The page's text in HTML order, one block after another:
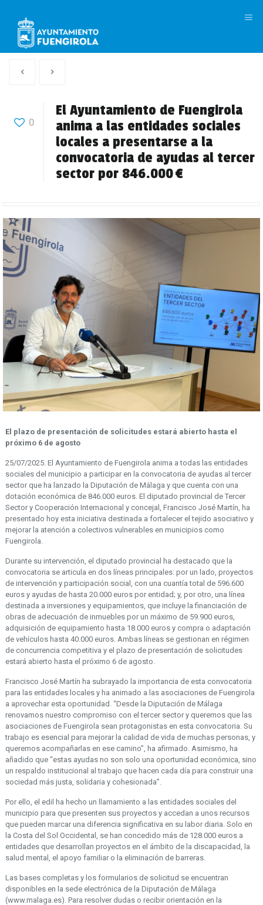
anterior
0
El Ayuntamiento de Fuengirola
anima a las entidades sociales
locales a presentarse a la
convocatoria de ayudas al tercer
sector por 846.000 €
El plazo de presentación de solicitudes estará abierto hasta el
próximo 6 de agosto
25/07/2025. El Ayuntamiento de Fuengirola anima a todas las entidades
sociales del municipio a participar en la convocatoria de ayudas al tercer
sector que ha lanzado la Diputación de Málaga y que cuenta con una
dotación económica de 846.000 euros. El diputado provincial de Tercer
Sector y Cooperación Internacional y concejal, Francisco José Martín, ha
presentado hoy esta iniciativa destinada a fortalecer el tejido asociativo y
mejorar la atención a colectivos vulnerables en municipios como
Fuengirola.
Durante su intervención, el diputado provincial ha destacado que la
convocatoria se articula en dos líneas principales: por un lado, proyectos
de intervención y participación social, con una cuantía total de 596.600
euros y ayudas de hasta 20.000 euros por entidad; y, por otro, una línea
destinada a inversiones y equipamientos, que incluye la financiación de
obras de adecuación de inmuebles por un máximo de 59.900 euros,
adquisición de equipamiento hasta 18.000 euros y compra o adaptación
de vehículos hasta 40.000 euros. Ambas líneas se gestionan en régimen
de concurrencia competitiva y el plazo de presentación de solicitudes
estará abierto hasta el próximo 6 de agosto.
Francisco José Martín ha subrayado la importancia de esta convocatoria
para las entidades locales y ha animado a las asociaciones de Fuengirola
a aprovechar esta oportunidad. “Desde la Diputación de Málaga
renovamos nuestro compromiso con el tercer sector y queremos que las
asociaciones de Fuengirola sean protagonistas en esta convocatoria. Su
trabajo es esencial para mejorar la calidad de vida de muchas personas, y
queremos acompañarlas en ese camino”, ha afirmado. Asimismo, ha
añadido que “estas ayudas no son solo una oportunidad económica, sino
un respaldo institucional al trabajo que hacen cada día para construir una
sociedad más justa, solidaria y cohesionada”.
Por ello, el edil ha hecho un llamamiento a las entidades sociales del
municipio para que presenten sus proyectos y accedan a unos recursos
que pueden marcar una diferencia significativa en su labor diaria. Solo en
la Costa del Sol Occidental, se han concedido más de 128.000 euros a
entidades que desarrollan proyectos en el ámbito de la discapacidad, la
salud mental, el apoyo familiar o la eliminación de barreras.
Las bases completas y los formularios de solicitud se encuentran
disponibles en la sede electrónica de la Diputación de Málaga
(www.malaga.es). Para resolver dudas o recibir orientación en la